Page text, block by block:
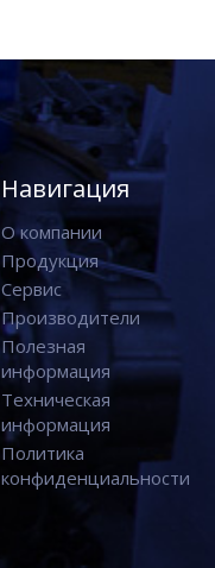
Навигация
О компании
Продукция
Сервис
Производители
Полезная
информация
Техническая
информация
Политика
конфиденциальности